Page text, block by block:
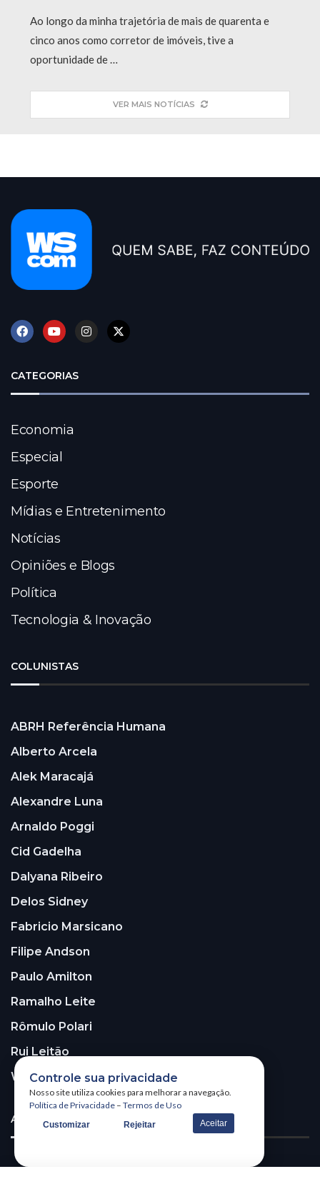
Ao longo da minha trajetória de mais de quarenta e
cinco anos como corretor de imóveis, tive a
oportunidade de …
VER MAIS NOTÍCIAS
CATEGORIAS
Economia
Especial
Esporte
Mídias e Entretenimento
Notícias
Opiniões e Blogs
Política
Tecnologia & Inovação
COLUNISTAS
ABRH Referência Humana
Alberto Arcela
Alek Maracajá
Alexandre Luna
Arnaldo Poggi
Cid Gadelha
Dalyana Ribeiro
Delos Sidney
Fabricio Marsicano
Filipe Andson
Paulo Amilton
Ramalho Leite
Rômulo Polari
Rui Leitão
Walter Santos
ASSINE A NOSSA NEWSLETTER!
Controle sua privacidade
Nosso site utiliza cookies para melhorar a navegação.
Política de Privacidade – Termos de Uso
Customizar Rejeitar Aceitar